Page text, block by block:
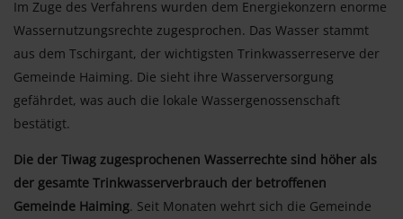
Im Zuge des Verfahrens wurden dem Energiekonzern enorme
Wassernutzungsrechte zugesprochen. Das Wasser stammt
aus dem Tschirgant, der wichtigsten Trinkwasserreserve der
Gemeinde Haiming. Die sieht ihre Wasserversorgung
gefährdet, was auch die lokale Wassergenossenschaft
bestätigt.
Die der Tiwag zugesprochenen Wasserrechte sind höher als
der gesamte Trinkwasserverbrauch der betroffenen
Gemeinde Haiming. Seit Monaten wehrt sich die Gemeinde